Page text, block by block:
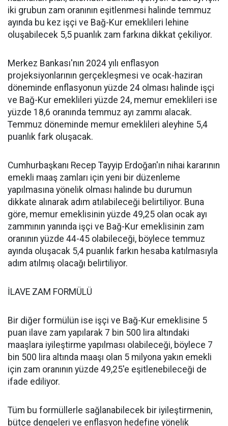
iki grubun zam oranının eşitlenmesi halinde temmuz
ayında bu kez işçi ve Bağ-Kur emeklileri lehine
oluşabilecek 5,5 puanlık zam farkına dikkat çekiliyor.
Merkez Bankası'nın 2024 yılı enflasyon
projeksiyonlarının gerçekleşmesi ve ocak-haziran
döneminde enflasyonun yüzde 24 olması halinde işçi
ve Bağ-Kur emeklileri yüzde 24, memur emeklileri ise
yüzde 18,6 oranında temmuz ayı zammı alacak.
Temmuz döneminde memur emeklileri aleyhine 5,4
puanlık fark oluşacak.
Cumhurbaşkanı Recep Tayyip Erdoğan'ın nihai kararının
emekli maaş zamları için yeni bir düzenleme
yapılmasına yönelik olması halinde bu durumun
dikkate alınarak adım atılabileceği belirtiliyor. Buna
göre, memur emeklisinin yüzde 49,25 olan ocak ayı
zammının yanında işçi ve Bağ-Kur emeklisinin zam
oranının yüzde 44-45 olabileceği, böylece temmuz
ayında oluşacak 5,4 puanlık farkın hesaba katılmasıyla
adım atılmış olacağı belirtiliyor.
İLAVE ZAM FORMÜLÜ
Bir diğer formülün ise işçi ve Bağ-Kur emeklisine 5
puan ilave zam yapılarak 7 bin 500 lira altındaki
maaşlara iyileştirme yapılması olabileceği, böylece 7
bin 500 lira altında maaşı olan 5 milyona yakın emekli
için zam oranının yüzde 49,25'e eşitlenebileceği de
ifade ediliyor.
Tüm bu formüllerle sağlanabilecek bir iyileştirmenin,
bütçe dengeleri ve enflasyon hedefine yönelik